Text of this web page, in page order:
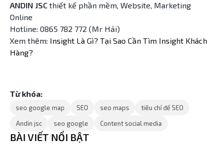
ANDIN JSC thiết kế phần mềm, Website, Marketing
Online
Hotline: 0865 782 772 (Mr Hải)
Xem thêm: Insight Là Gì? Tại Sao Cần Tìm Insight Khách
Hàng?
Từ khóa:
seo google map SEO seo maps
tiêu chí để SEO
Andin jsc
seo google Content social media
BÀI VIẾT NỔI BẬT